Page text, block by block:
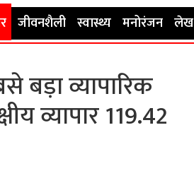
जीवनशैली स्वास्थ्य मनोरंजन लेख
बड़ा व्यापारिक
व्यापार 119.42